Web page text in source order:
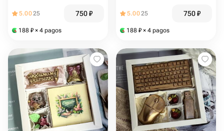
5.0025 750₽
188 ₽ × 4 pagos
цветами
5.0025 750₽
188 ₽ × 4 pagos